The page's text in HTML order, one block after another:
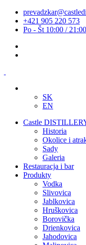
+421 905 220 573
Po - Št 10:00 /
SK
EN
Castle
Historia
Okolice i
Sady
Galeria
Restauracja i bar
Produkty
Vodka
Slivovica
Jablkovica
Hruškovica
Borovička
Drienkovica
Jahodovica